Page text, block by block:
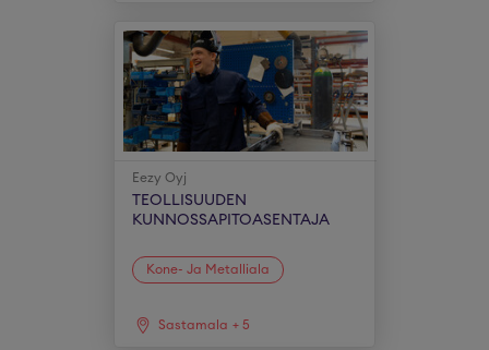
Eezy Oyj
TEOLLISUUDEN
KUNNOSSAPITOASENTAJA
Kone- Ja Metalliala
Sastamala + 5